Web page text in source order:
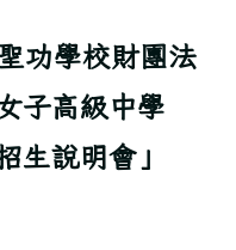
功學校財團法
子高級中學
生說明會」